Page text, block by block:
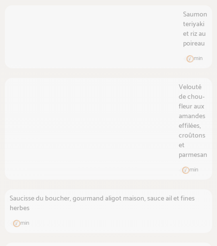
Saumon
teriyaki
et riz au
poireau
min
Velouté
de chou-
fleur aux
amandes
effilées,
croûtons
et
parmesan
min
Saucisse du boucher, gourmand aligot maison, sauce ail et fines
herbes
min